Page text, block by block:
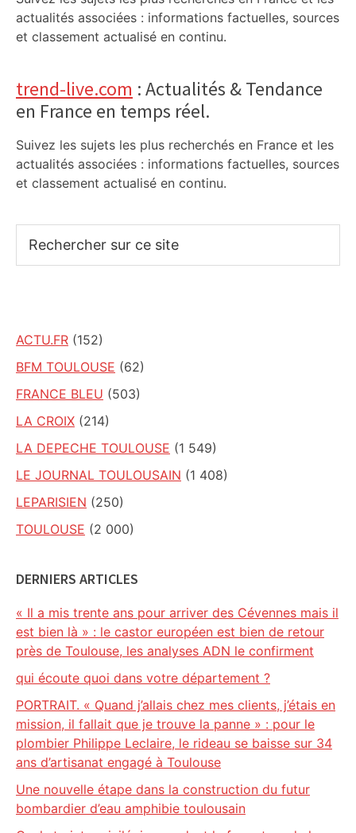
actualités associées : informations factuelles, sources
et classement actualisé en continu.
trend-live.com : Actualités & Tendance
en France en temps réel.
Suivez les sujets les plus recherchés en France et les
actualités associées : informations factuelles, sources
et classement actualisé en continu.
sur
ACTU.FR (152)
BFM TOULOUSE (62)
FRANCE BLEU (503)
LA CROIX (214)
LA DEPECHE TOULOUSE (1 549)
LE JOURNAL TOULOUSAIN (1 408)
LEPARISIEN (250)
TOULOUSE (2 000)
DERNIERS ARTICLES
« Il a mis trente ans pour arriver des Cévennes mais il
est bien là » : le castor européen est bien de retour
près de Toulouse, les analyses ADN le confirment
qui écoute quoi dans votre département ?
PORTRAIT. « Quand j’allais chez mes clients, j’étais en
mission, il fallait que je trouve la panne » : pour le
plombier Philippe Leclaire, le rideau se baisse sur 34
ans d’artisanat engagé à Toulouse
Une nouvelle étape dans la construction du futur
bombardier d’eau amphibie toulousain